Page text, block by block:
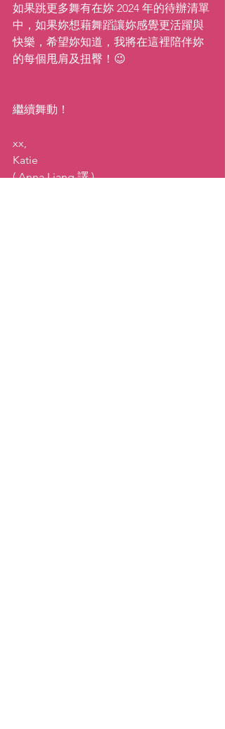
如果跳更多舞有在妳 2024 年的待辦清單
中，如果妳想藉舞蹈讓妳感覺更活躍與
快樂，希望妳知道，我將在這裡陪伴妳
的每個甩肩及扭臀！😉
繼續舞動！
xx,
Katie
( Anna Liang 譯 )